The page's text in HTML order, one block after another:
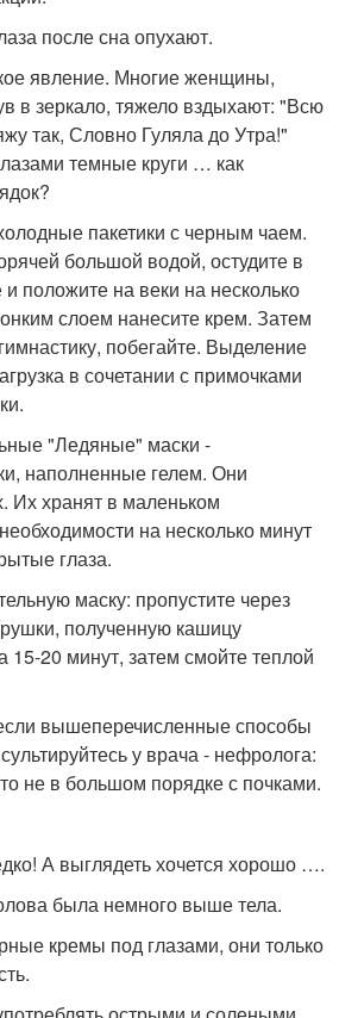
после сна опухают.
явление. Многие женщины,
в зеркало, тяжело вздыхают: "Всю
так, Словно Гуляла до Утра!"
темные круги … как
пакетики с черным чаем.
большой водой, остудите в
положите на веки на несколько
слоем нанесите крем. Затем
побегайте. Выделение
в сочетании с примочками
"Ледяные" маски -
наполненные гелем. Они
Их хранят в маленьком
на несколько минут
глаза.
маску: пропустите через
полученную кашицу
15-20 минут, затем смойте теплой
вышеперечисленные способы
у врача - нефролога:
не в большом порядке с почками.
А выглядеть хочется хорошо ….
была немного выше тела.
кремы под глазами, они только